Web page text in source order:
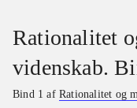
Rationalitet
videnskab.
Bind 1 afRationalitet og